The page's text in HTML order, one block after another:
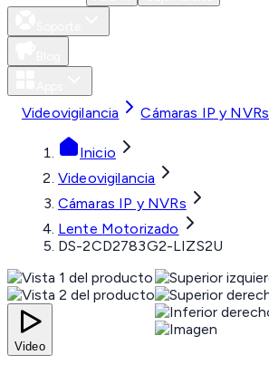
Videovigilancia Cámaras IP y NVRs
Inicio
Videovigilancia
Cámaras IP y NVRs
Lente Motorizado
DS-2CD2783G2-LIZS2U
Video